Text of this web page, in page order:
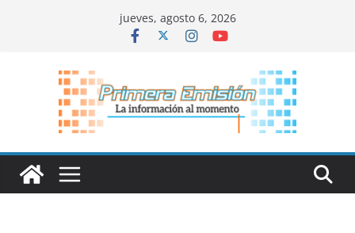
jueves, agosto 6, 2026